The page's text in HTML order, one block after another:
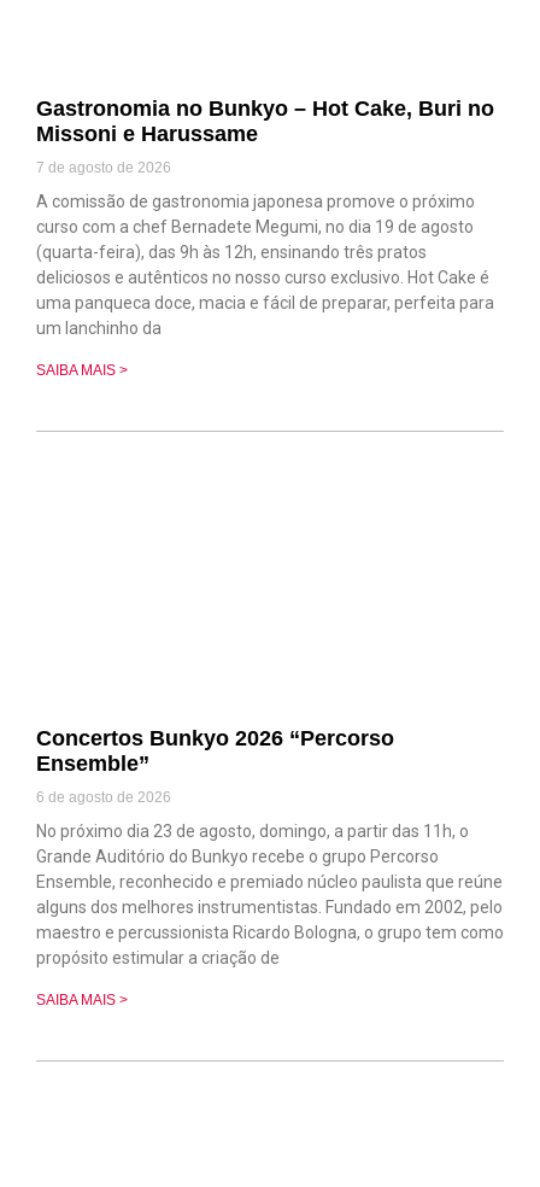
Gastronomia no Bunkyo – Hot Cake, Buri no
Missoni e Harussame
7 de agosto de 2026
A comissão de gastronomia japonesa promove o próximo
curso com a chef Bernadete Megumi, no dia 19 de agosto
(quarta-feira), das 9h às 12h, ensinando três pratos
deliciosos e autênticos no nosso curso exclusivo. Hot Cake é
uma panqueca doce, macia e fácil de preparar, perfeita para
um lanchinho da
SAIBA MAIS >
Concertos Bunkyo 2026 “Percorso
Ensemble”
6 de agosto de 2026
No próximo dia 23 de agosto, domingo, a partir das 11h, o
Grande Auditório do Bunkyo recebe o grupo Percorso
Ensemble, reconhecido e premiado núcleo paulista que reúne
alguns dos melhores instrumentistas. Fundado em 2002, pelo
maestro e percussionista Ricardo Bologna, o grupo tem como
propósito estimular a criação de
SAIBA MAIS >